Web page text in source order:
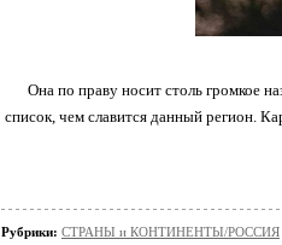
Она по праву носит столь громкое
список, чем славится данный регион.
Рубрики: СТРАНЫ и КОНТИНЕНТЫ/РОССИЯ